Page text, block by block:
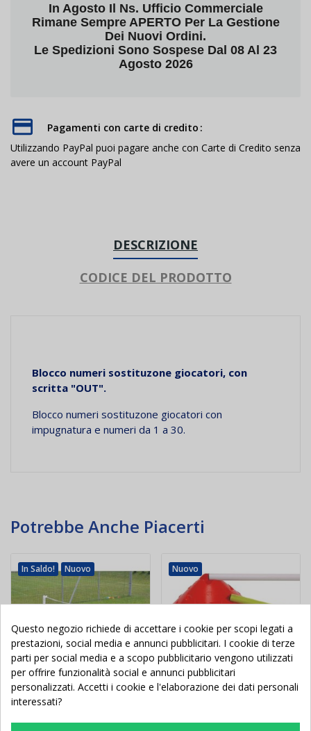
In Agosto Il Ns. Ufficio Commerciale
Rimane Sempre APERTO Per La Gestione
Dei Nuovi Ordini.
Le Spedizioni Sono Sospese Dal 08 Al 23
Agosto 2026
Pagamenti con carte di credito
Utilizzando PayPal puoi pagare anche con Carte di Credito senza
avere un account PayPal
DESCRIZIONE
CODICE DEL PRODOTTO
Blocco numeri sostituzone giocatori, con
scritta "OUT".
Blocco numeri sostituzone giocatori con
impugnatura e numeri da 1 a 30.
Potrebbe Anche Piacerti
In Saldo! Nuovo
Impianto allenamento
Nuovo
Delimitatore di spazio
Questo negozio richiede di accettare i cookie per scopi legati a
prestazioni, social media e annunci pubblicitari. I cookie di terze
parti per social media e a scopo pubblicitario vengono utilizzati
per offrire funzionalità social e annunci pubblicitari
personalizzati. Accetti i cookie e l'elaborazione dei dati personali
interessati?